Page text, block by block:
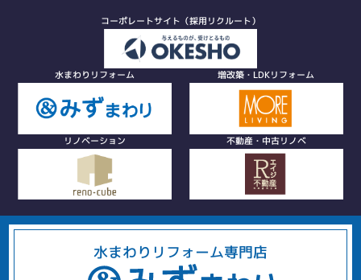
コーポレートサイト（採用リクルート）
水まわりリフォーム 増改築・LDKリフォーム
リノベーション 不動産・中古リノベ
水まわりリフォーム専門店